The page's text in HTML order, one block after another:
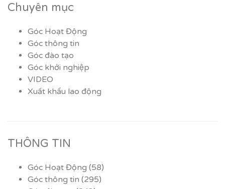
Chuyên mục
Góc Hoạt Động
Góc thông tin
Góc đào tạo
Góc khởi nghiệp
VIDEO
Xuất khẩu lao động
THÔNG TIN
Góc Hoạt Động (58)
Góc thông tin (295)